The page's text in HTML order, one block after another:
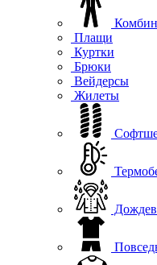
Плащи
Куртки
Брюки
Вейдерсы
Жилеты